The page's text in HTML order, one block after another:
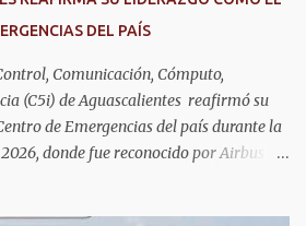
Para acceder al servicio, las y los
la Dirección de Servi...
DEL PAÍS
Comunicación, Cómputo,
(C5i) de Aguascalientes reafirmó su
de Emergencias del país durante la
donde fue reconocido por Airbus